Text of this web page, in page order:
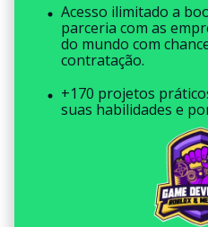
Acesso ilimitado a
parceria com as
do mundo com
contratação.
+170 projetos
suas habilidades e